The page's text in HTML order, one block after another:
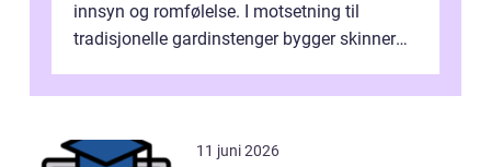
innsyn og romfølelse. I motsetning til
tradisjonelle gardinstenger bygger skinner
11 juni 2026